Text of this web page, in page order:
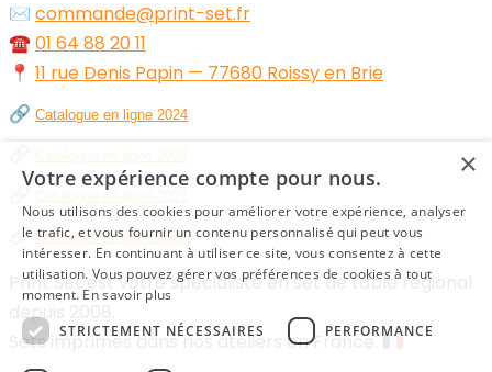
✉️ commande@print-set.fr
☎️01 64 88 20 11
📍 11 rue Denis Papin — 77680 Roissy en Brie
🔗 Catalogue en ligne 2024
🔗 Catalogue en ligne 2021
Print Set est votre spécialiste en set de table régional
depuis 2008.
Sets imprimés dans nos ateliers en France. 🇫🇷
×
Votre expérience compte pour nous.
Nous utilisons des cookies pour améliorer votre expérience, analyser
le trafic, et vous fournir un contenu personnalisé qui peut vous
intéresser. En continuant à utiliser ce site, vous consentez à cette
utilisation. Vous pouvez gérer vos préférences de cookies à tout
moment. En savoir plus
STRICTEMENT NÉCESSAIRES
PERFORMANCE